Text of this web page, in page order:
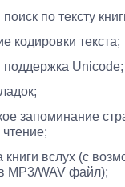
по тексту
кодировки текста;
Unicode;
запоминание
книги вслух (с
MP3/WAV файл);